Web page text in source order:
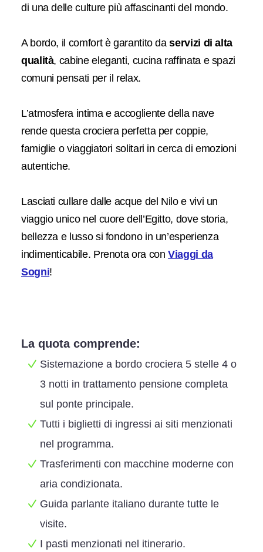
di una delle culture più affascinanti del mondo.
A bordo, il comfort è garantito daservizi di alta
qualità, cabine eleganti, cucina raffinata e spazi
comuni pensati per il relax.
L’atmosfera intima e accogliente della nave
rende questa crociera perfetta per coppie,
famiglie o viaggiatori solitari in cerca di emozioni
autentiche.
Lasciati cullare dalle acque del Nilo e vivi un
viaggio unico nel cuore dell’Egitto, dove storia,
bellezza e lusso si fondono in un’esperienza
indimenticabile. Prenota ora conViaggi da
Sogni!
La quota comprende:
Sistemazione a bordo crociera 5 stelle 4 o
3 notti in trattamento pensione completa
sul ponte principale.
Tutti i biglietti di ingressi ai siti menzionati
nel programma.
Trasferimenti con macchine moderne con
aria condizionata.
Guida parlante italiano durante tutte le
visite.
I pasti menzionati nel itinerario.